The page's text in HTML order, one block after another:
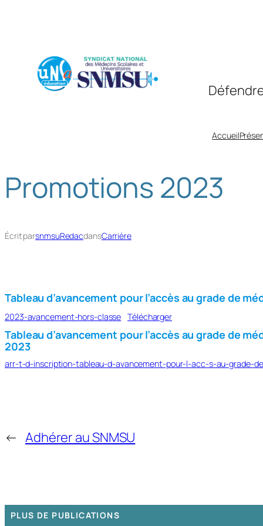
Accueil
Promotions 2023
Écrit parsnmsuRedacdansCarrière
Tableau d’avancement pour l’accès au grade de
2023-avancement-hors-classe Télécharger
Tableau d’avancement pour l’accès au grade de
2023
arr-t-d-inscription-tableau-d-avancement-pour-l-acc-s-au-grade-
← Adhérer au SNMSU
PLUS DE PUBLICATIONS